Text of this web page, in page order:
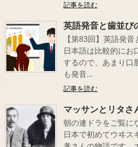
記事を読む
英語発音と歯並び
【第83回】英語発
日本語は比較的にお
するので、あまり口
も発音...
記事を読む
マッサンとリタさ
朝の連ドラをご覧
日本で初めてウヰス